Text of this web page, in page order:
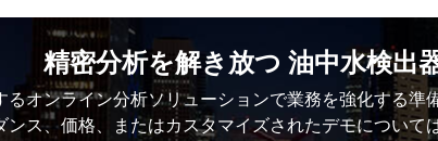
精密分析を解き放つ 油中水検出
るオンライン分析ソリューションで業務を強化する準
ンス、価格、またはカスタマイズされたデモについて